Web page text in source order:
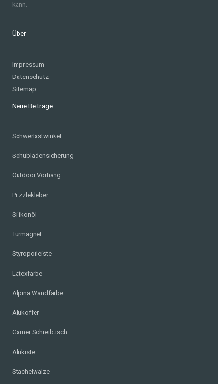
kann.
Über
Impressum
Datenschutz
Sitemap
Neue Beiträge
Schwerlastwinkel
Schubladensicherung
Outdoor Vorhang
Puzzlekleber
Silikonöl
Türmagnet
Styroporleiste
Latexfarbe
Alpina Wandfarbe
Alukoffer
Gamer Schreibtisch
Alukiste
Stachelwalze